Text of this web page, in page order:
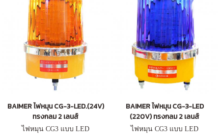
BAIMER ไฟหมุน CG-3-LED.(24V)
ทรงกลม 2 เลนส์
ไฟหมุน CG3 แบบ LED
BAIMER ไฟหมุน CG-3-LED
(220V) ทรงกลม 2 เลนส์
ไฟหมุน CG3 แบบ LED